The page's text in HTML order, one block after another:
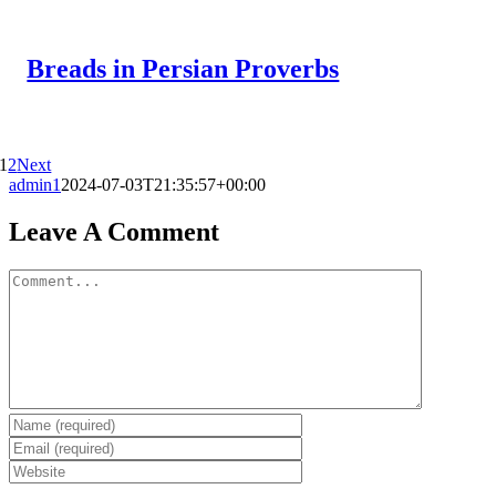
Breads in Persian Proverbs
12Next
admin12024-07-03T21:35:57+00:00
Leave A Comment
Comment